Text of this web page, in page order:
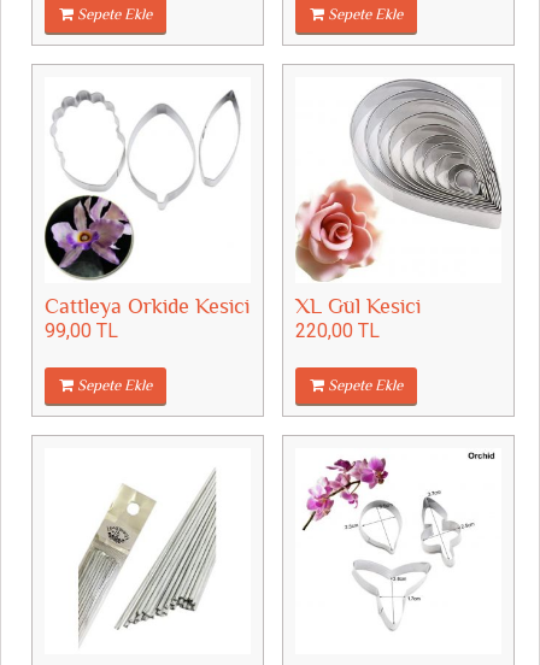
Sepete Ekle Sepete Ekle
Cattleya Orkide Kesici
99,00 TL
Sepete Ekle
XL Gül Kesici
220,00 TL
Sepete Ekle